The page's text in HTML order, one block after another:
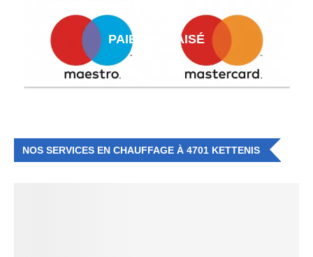
PAIEMENT AISÉ
NOS SERVICES EN CHAUFFAGE À 4701 KETTENIS